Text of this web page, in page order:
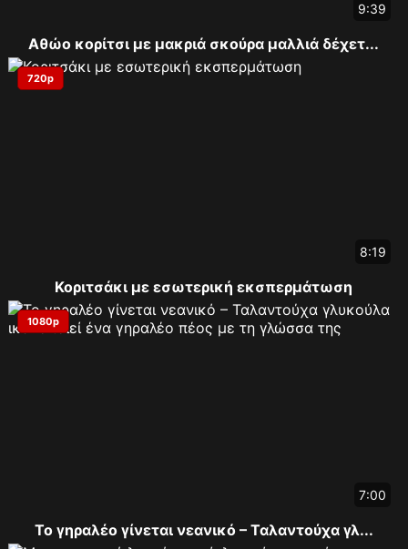
9:39
Αθώο κορίτσι με μακριά σκούρα μαλλιά δέχετ...
720p
8:19
Κοριτσάκι με εσωτερική εκσπερμάτωση
1080p
7:00
Το γηραλέο γίνεται νεανικό – Ταλαντούχα γλ...